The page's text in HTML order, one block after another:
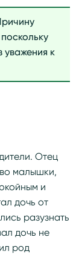
уважения к
Отец
малышки,
и
дочь от
разузнать
дочь не
род